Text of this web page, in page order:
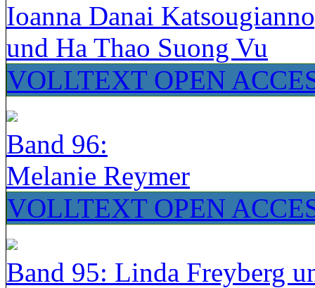
Ioanna Danai
und Ha Thao Suong Vu
VOLLTEXT OPEN
Band 96:
Melanie Reymer
VOLLTEXT OPEN
Band 95: Linda Freyberg